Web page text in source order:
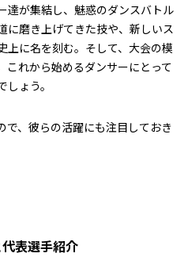
達が集結し、魅惑のダンスバトル
に磨き上げてきた技や、新しいス
上に名を刻む。そして、大会の模
れから始めるダンサーにとって
ょう。
で、彼らの活躍にも注目しておき
表選手紹介